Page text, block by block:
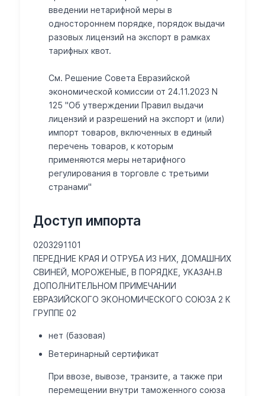
введении нетарифной меры в
одностороннем порядке, порядок выдачи
разовых лицензий на экспорт в рамках
тарифных квот.
См. Решение Совета Евразийской
экономической комиссии от 24.11.2023 N
125 "Об утверждении Правил выдачи
лицензий и разрешений на экспорт и (или)
импорт товаров, включенных в единый
перечень товаров, к которым
применяются меры нетарифного
регулирования в торговле с третьими
странами"
Доступ импорта
0203291101
ПЕРЕДНИЕ КРАЯ И ОТРУБА ИЗ НИХ, ДОМАШНИХ
СВИНЕЙ, МОРОЖЕНЫЕ, В ПОРЯДКЕ, УКАЗАН.В
ДОПОЛНИТЕЛЬНОМ ПРИМЕЧАНИИ
ЕВРАЗИЙСКОГО ЭКОНОМИЧЕСКОГО СОЮЗА 2 К
ГРУППЕ 02
нет (базовая)
Ветеринарный сертификат
При ввозе, вывозе, транзите, а также при
перемещении внутри таможенного союза